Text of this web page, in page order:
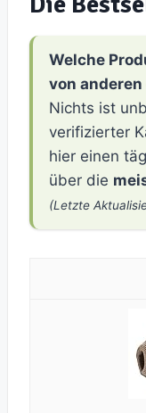
Welche
von
Nichts ist
verifizierter
hier einen
über die
(Letzte